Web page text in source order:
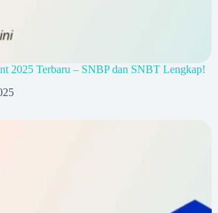
2025 Terbaru – SNBP dan SNBT Lengkap!